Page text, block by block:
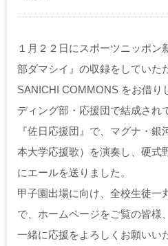
１月２２日にスポーツニッポン
部ダマシイ』の収録をしていた
SANICHI COMMONS をお借り
ディング部・応援団で結成され
『佐日応援団』で、マグナ・銀
本大学応援歌）を演奏し、硬式
にエールを送りました。
甲子園出場に向け、全校生徒一
で、ホームページをご覧の皆様、
一緒に応援をよろしくお願いい